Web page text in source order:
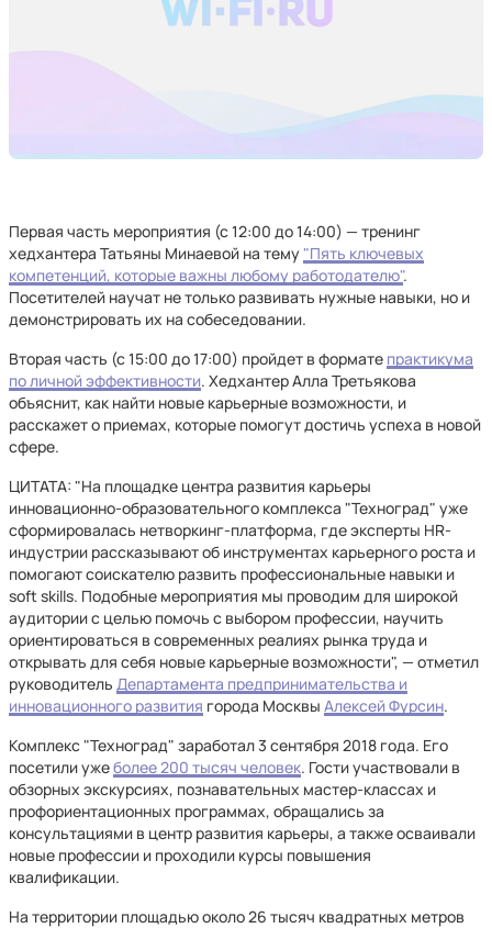
Первая часть мероприятия (с 12:00 до 14:00) — тренинг
хедхантера Татьяны Минаевой на тему "Пять ключевых
компетенций, которые важны любому работодателю".
Посетителей научат не только развивать нужные навыки, но и
демонстрировать их на собеседовании.
Вторая часть (с 15:00 до 17:00) пройдет в формате практикума
по личной эффективности. Хедхантер Алла Третьякова
объяснит, как найти новые карьерные возможности, и
расскажет о приемах, которые помогут достичь успеха в новой
сфере.
ЦИТАТА: "На площадке центра развития карьеры
инновационно-образовательного комплекса "Техноград" уже
сформировалась нетворкинг-платформа, где эксперты HR-
индустрии рассказывают об инструментах карьерного роста и
помогают соискателю развить профессиональные навыки и
soft skills. Подобные мероприятия мы проводим для широкой
аудитории с целью помочь с выбором профессии, научить
ориентироваться в современных реалиях рынка труда и
открывать для себя новые карьерные возможности", — отметил
руководитель Департамента предпринимательства и
инновационного развития города Москвы Алексей Фурсин.
Комплекс "Техноград" заработал 3 сентября 2018 года. Его
посетили ужеболее 200 тысяч человек. Гости участвовали в
обзорных экскурсиях, познавательных мастер-классах и
профориентационных программах, обращались за
консультациями в центр развития карьеры, а также осваивали
новые профессии и проходили курсы повышения
квалификации.
На территории площадью около 26 тысяч квадратных метров